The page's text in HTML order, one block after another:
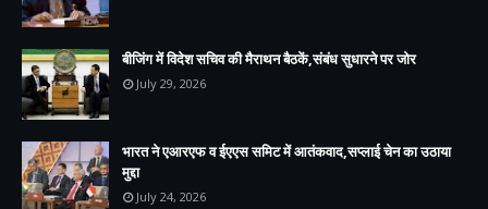
बीजिंग में विदेश सचिव की मैराथन बैठकें,संबंध सुधारने पर जोर
July 29, 2026
भारत ने एआरएफ व ईएएस समिट में आतंकवाद,सप्लाई चेन का उठाया
मुद्दा
July 24, 2026